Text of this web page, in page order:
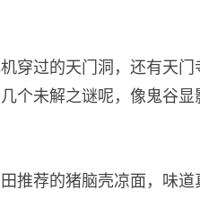
穿过的天门洞，还有天
个未解之谜呢，像鬼谷
推荐的猪脑壳凉面，味